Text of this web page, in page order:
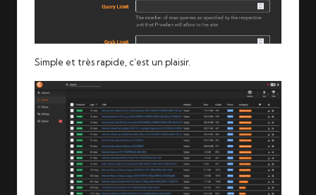
Simple et très rapide, c’est un plaisir.